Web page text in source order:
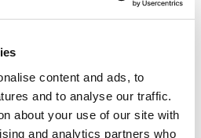
content and ads, to
and to analyse our traffic.
about your use of our site with
and analytics partners who
hoe je overkomt op je
want als jij goed
goed op bij je presentatie.